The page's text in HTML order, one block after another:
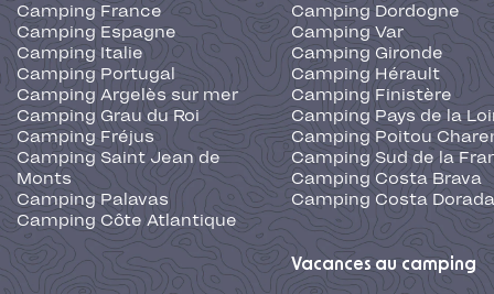
Camping France
Camping Espagne
Camping Italie
Camping Portugal
Camping Argelès sur mer
Camping Grau du Roi
Camping Fréjus
Camping Saint Jean de
Monts
Camping Palavas
Camping Côte Atlantique
Camping Dordogne
Camping Var
Camping Gironde
Camping Hérault
Camping Finistère
Camping Pays de la
Camping Poitou
Camping Sud de la
Camping Costa Brava
Camping Costa Dorada
Vacances au camping